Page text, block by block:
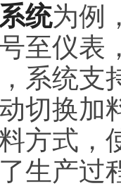
统为例
至仪表
系统支
切换加
方式，
生产过